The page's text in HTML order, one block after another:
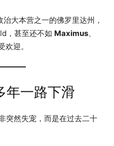
大本营之一的佛罗里达州，
，甚至还不如 Maximus、
迎。
年一路下滑
突然失宠，而是在过去二十